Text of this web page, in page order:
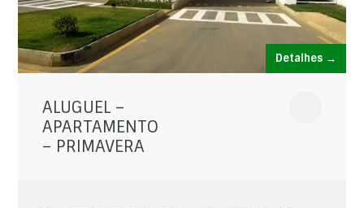
Detalhes →
ALUGUEL –
APARTAMENTO
– PRIMAVERA